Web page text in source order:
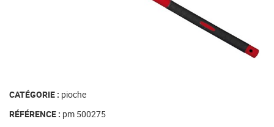
CATÉGORIE : pioche
RÉFÉRENCE : pm 500275